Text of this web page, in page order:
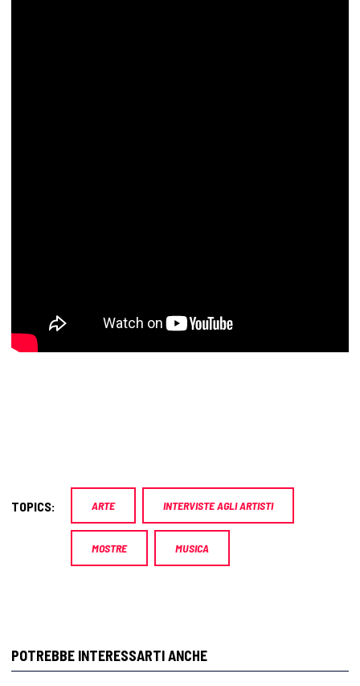
TOPICS: ARTE INTERVISTE AGLI ARTISTI
MOSTRE MUSICA
POTREBBE INTERESSARTI ANCHE